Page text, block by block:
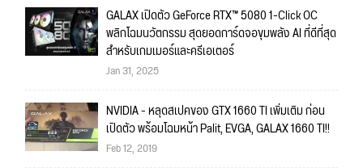
GALAX เปิดตัว GeForce RTX™ 5080 1-Click OC
พลิกโฉมนวัตกรรม สุดยอดการ์ดจอขุมพลัง AI ที่ดีที่สุด
สำหรับเกมเมอร์และครีเอเตอร์
Jan 31, 2025
NVIDIA - หลุดสเปคของ GTX 1660 TI เพิ่มเติม ก่อน
เปิดตัว พร้อมโฉมหน้า Palit, EVGA, GALAX 1660 TI!!
Feb 12, 2019